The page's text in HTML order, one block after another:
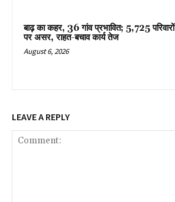
बाढ़ का कहर, 36 गांव प्रभावित; 5,725 परिवारों
पर असर, राहत-बचाव कार्य तेज
August 6, 2026
LEAVE A REPLY